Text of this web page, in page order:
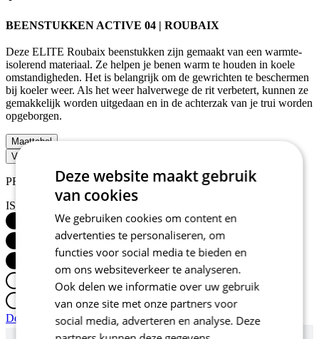
BEENSTUKKEN ACTIVE 04 | ROUBAIX
Deze ELITE Roubaix beenstukken zijn gemaakt van een warmte-
isolerend materiaal. Ze helpen je benen warm te houden in koele
omstandigheden. Het is belangrijk om de gewrichten te beschermen
bij koeler weer. Als het weer halverwege de rit verbetert, kunnen ze
gemakkelijk worden uitgedaan en in de achterzak van je trui worden
opgeborgen.
Maattabel
VRAAG OFFERTE AAN
PRODUCTKENMERKEN
ISOLATIE
Detail produktu
Deze website maakt gebruik
van cookies
We gebruiken cookies om content en
advertenties te personaliseren, om
functies voor social media te bieden en
om ons websiteverkeer te analyseren.
Ook delen we informatie over uw gebruik
van onze site met onze partners voor
social media, adverteren en analyse. Deze